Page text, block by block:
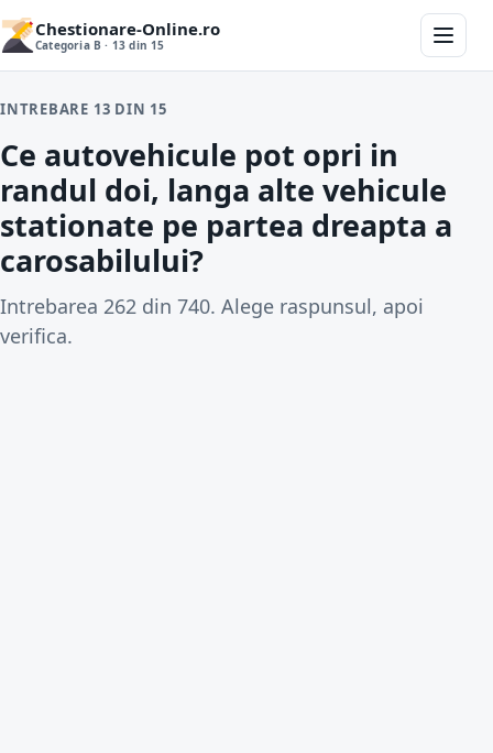
Chestionare-Online.ro
Categoria B · 13 din 15
INTREBARE 13 DIN 15
Ce autovehicule pot opri in
randul doi, langa alte vehicule
stationate pe partea dreapta a
carosabilului?
Intrebarea 262 din 740. Alege raspunsul, apoi
verifica.